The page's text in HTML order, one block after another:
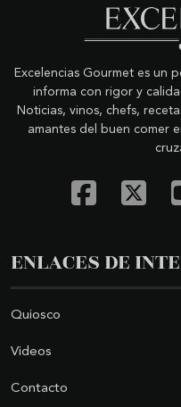
Excelencias Gourmet es un
informa con rigor y
Noticias, vinos, chefs,
amantes del buen comer
ENLACES DE
Quiosco
Videos
Contacto